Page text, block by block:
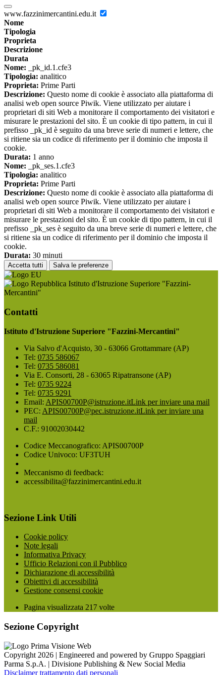
www.fazzinimercantini.edu.it
Nome
Tipologia
Proprieta
Descrizione
Durata
Nome: _pk_id.1.cfe3
Tipologia: analitico
Proprieta: Prime Parti
Descrizione: Questo nome di cookie è associato alla piattaforma di
analisi web open source Piwik. Viene utilizzato per aiutare i
proprietari di siti Web a monitorare il comportamento dei visitatori e
misurare le prestazioni del sito. È un cookie di tipo pattern, in cui il
prefisso _pk_id è seguito da una breve serie di numeri e lettere, che
si ritiene sia un codice di riferimento per il dominio che imposta il
cookie.
Durata: 1 anno
Nome: _pk_ses.1.cfe3
Tipologia: analitico
Proprieta: Prime Parti
Descrizione: Questo nome di cookie è associato alla piattaforma di
analisi web open source Piwik. Viene utilizzato per aiutare i
proprietari di siti Web a monitorare il comportamento dei visitatori e
misurare le prestazioni del sito. È un cookie di tipo pattern, in cui il
prefisso _pk_ses è seguito da una breve serie di numeri e lettere, che
si ritiene sia un codice di riferimento per il dominio che imposta il
cookie.
Durata: 30 minuti
Accetta tutti Salva le preferenze
Istituto d'Istruzione Superiore "Fazzini-
Mercantini"
Contatti
Istituto d'Istruzione Superiore "Fazzini-Mercantini"
Via Salvo d'Acquisto, 30 - 63066 Grottammare (AP)
Tel: 0735 586067
Tel: 0735 586081
Via E. Consorti, 28 - 63065 Ripatransone (AP)
Tel: 0735 9224
Tel: 0735 9291
Email: APIS00700P@istruzione.itLink per inviare una mail
PEC: APIS00700P@pec.istruzione.itLink per inviare una
mail
C.F.: 91002030442
Codice Meccanografico: APIS00700P
Codice Univoco: UF3TUH
Meccanismo di feedback:
accessibilita@fazzinimercantini.edu.it
Sezione Link Utili
Cookie policy
Note legali
Informativa Privacy
Ufficio Relazioni con il Pubblico
Dichiarazione di accessibilità
Obiettivi di accessibilità
Gestione consensi cookie
Pagina visualizzata 217 volte
Sezione Copyright
Copyright 2026 | Engineered and powered by Gruppo Spaggiari
Parma S.p.A. | Divisione Publishing & New Social Media
Disclaimer trattamento dati personali